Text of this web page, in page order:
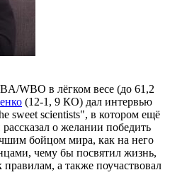
WBO в лёгком весе (до 61,2
(12-1, 9 КО) дал интервью
sweet scientists", в котором ещё
рассказал о желании победить
бойцом мира, как на него
чему бы посвятил жизнь,
а также поучаствовал